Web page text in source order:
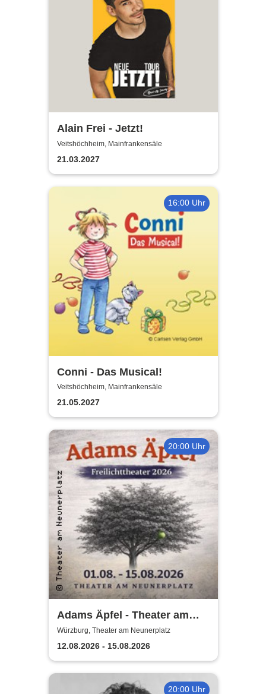
Alain Frei - Jetzt!
Veitshöchheim, Mainfrankensäle
21.03.2027
16:00 Uhr
Conni - Das Musical!
Veitshöchheim, Mainfrankensäle
21.05.2027
20:00 Uhr
Adams Äpfel - Theater am
Neunerplatz Würzburg
Würzburg, Theater am Neunerplatz
12.08.2026 - 15.08.2026
20:00 Uhr